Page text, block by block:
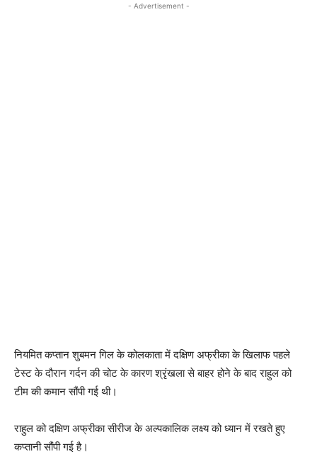
- Advertisement -
नियमित कप्तान शुबमन गिल के कोलकाता में दक्षिण अफ्रीका के खिलाफ पहले
टेस्ट के दौरान गर्दन की चोट के कारण श्रृंखला से बाहर होने के बाद राहुल को
टीम की कमान सौंपी गई थी।
राहुल को दक्षिण अफ्रीका सीरीज के अल्पकालिक लक्ष्य को ध्यान में रखते हुए
कप्तानी सौंपी गई है।